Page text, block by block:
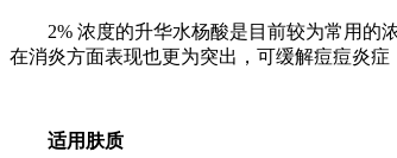
2% 浓度的升华水杨酸是目前较为常用的
在消炎方面表现也更为突出，可缓解痘痘炎症
适用肤质